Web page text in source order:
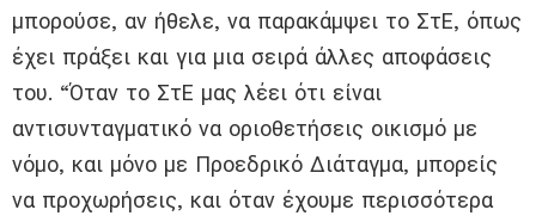
μπορούσε, αν ήθελε, να παρακάμψει το ΣτΕ, όπως
έχει πράξει και για μια σειρά άλλες αποφάσεις
του. “Όταν το ΣτΕ μας λέει ότι είναι
αντισυνταγματικό να οριοθετήσεις οικισμό με
νόμο, και μόνο με Προεδρικό Διάταγμα, μπορείς
να προχωρήσεις, και όταν έχουμε περισσότερα